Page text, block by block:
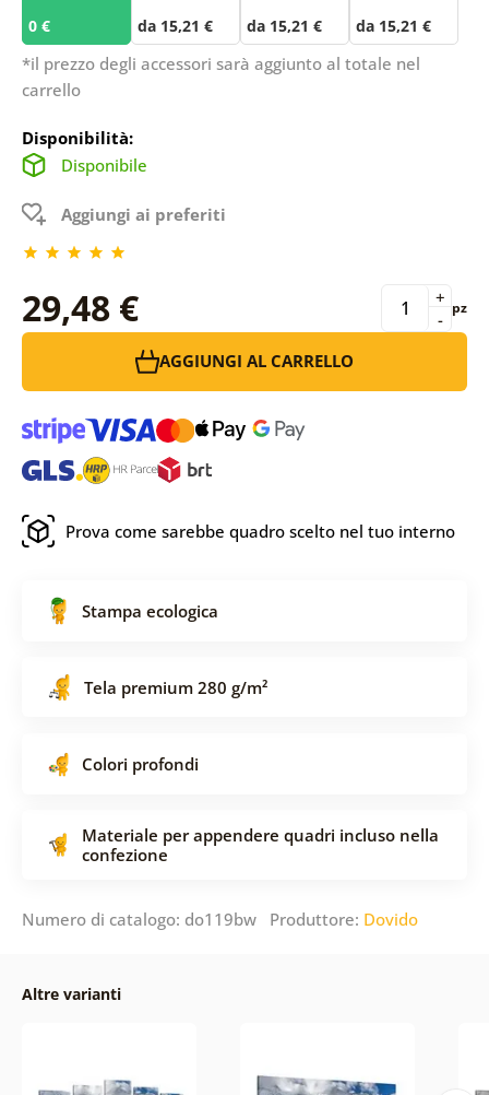
0 € da 15,21 € da 15,21 € da 15,21 €
*il prezzo degli accessori sarà aggiunto al totale nel
carrello
Disponibilità:
Disponibile
Aggiungi ai preferiti
29,48 € -
+ pz
AGGIUNGI AL CARRELLO
Prova come sarebbe quadro scelto nel tuo interno
Stampa ecologica
Tela premium 280 g/m²
Colori profondi
Materiale per appendere quadri incluso nella
confezione
Numero di catalogo: do119bw Produttore: Dovido
Altre varianti